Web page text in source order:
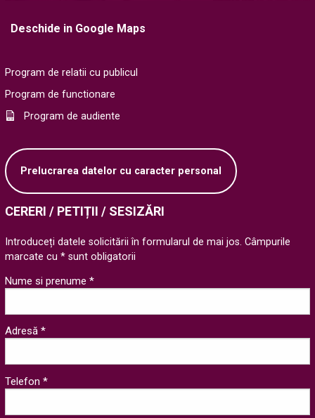
Deschide in Google Maps
Program de relatii cu publicul
Program de functionare
Program de audiente
Prelucrarea datelor cu caracter personal
CERERI / PETIȚII / SESIZĂRI
Introduceți datele solicitării în formularul de mai jos. Câmpurile
marcate cu * sunt obligatorii
Nume si prenume *
Adresă *
Telefon *